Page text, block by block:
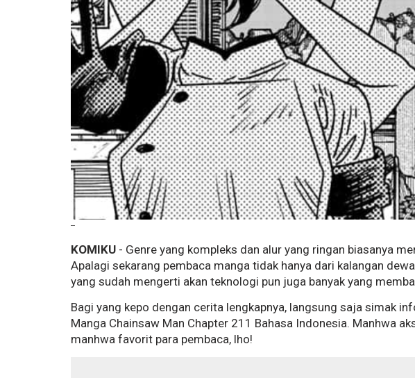
--
KOMIKU - Genre yang kompleks dan alur yang ringan biasanya
Apalagi sekarang pembaca manga tidak hanya dari kalangan
yang sudah mengerti akan teknologi pun juga banyak yang
Bagi yang kepo dengan cerita lengkapnya, langsung saja simak
Manga Chainsaw Man Chapter 211 Bahasa Indonesia. Manhwa
manhwa favorit para pembaca, lho!